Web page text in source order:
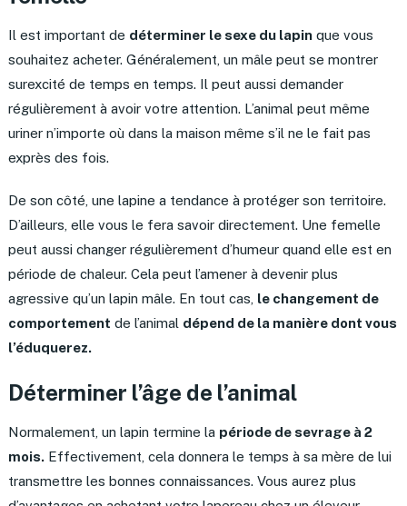
Il est important de déterminer le sexe du lapinque vous
souhaitez acheter. Généralement, un mâle peut se montrer
surexcité de temps en temps. Il peut aussi demander
régulièrement à avoir votre attention. L’animal peut même
uriner n’importe où dans la maison même s’il ne le fait pas
exprès des fois.
De son côté, une lapine a tendance à protéger son territoire.
D’ailleurs, elle vous le fera savoir directement. Une femelle
peut aussi changer régulièrement d’humeur quand elle est en
période de chaleur. Cela peut l’amener à devenir plus
agressive qu’un lapin mâle. En tout cas, le changement de
comportement de l’animal dépend de la manière dont vous
l’éduquerez.
Déterminer l’âge de l’animal
Normalement, un lapin termine la période de sevrage à 2
mois.Effectivement, cela donnera le temps à sa mère de lui
transmettre les bonnes connaissances. Vous aurez plus